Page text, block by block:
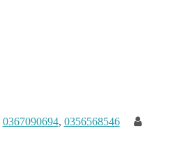
0367090694, 0356568546